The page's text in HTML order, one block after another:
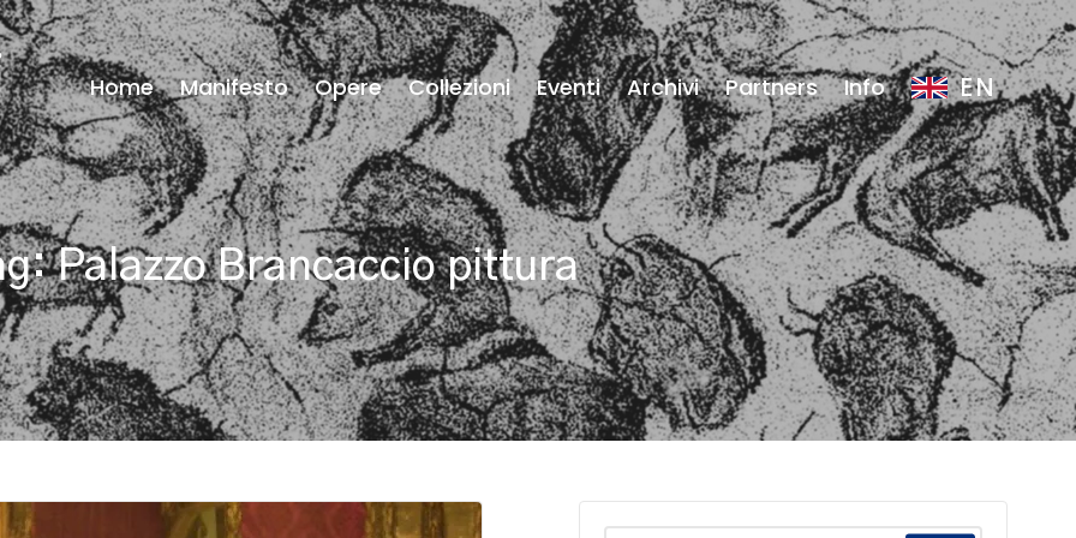
Home Manifesto Opere Collezioni Eventi Archivi Partners Info EN
Palazzo Brancaccio pittura